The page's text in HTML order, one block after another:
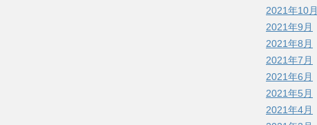
2021年10月
2021年9月
2021年8月
2021年7月
2021年6月
2021年5月
2021年4月